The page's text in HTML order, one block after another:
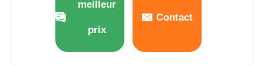
meilleur
prix
Contact